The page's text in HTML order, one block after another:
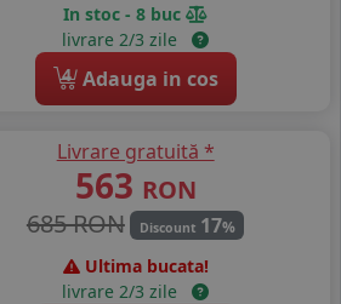
In stoc - 8 buc
livrare 2/3 zile
4 Adauga in cos
Livrare gratuită *
563 RON
685 RON
Discount 17%
Ultima bucata!
livrare 2/3 zile